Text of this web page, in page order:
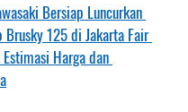
Bersiap Luncurkan
125 di Jakarta Fair
Harga dan